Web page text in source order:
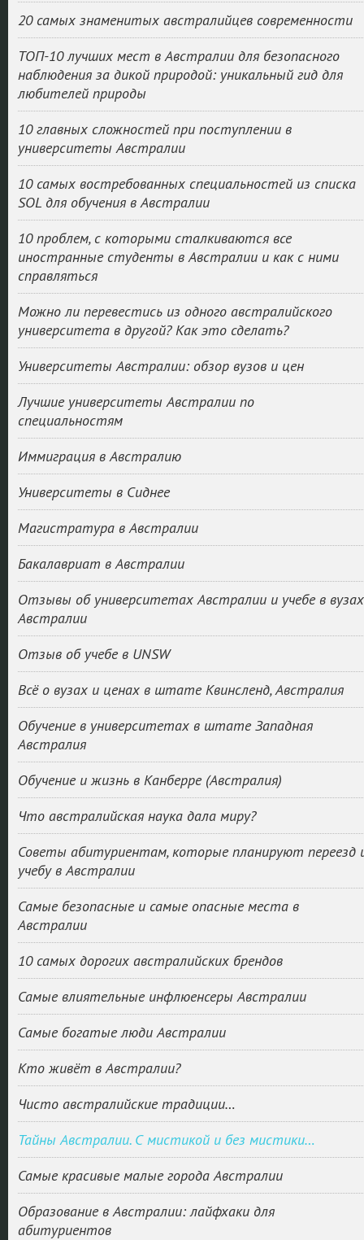
20 самых знаменитых австралийцев современности
ТОП-10 лучших мест в Австралии для безопасного
наблюдения за дикой природой: уникальный гид для
любителей природы
10 главных сложностей при поступлении в
университеты Австралии
10 самых востребованных специальностей из списка
SOL для обучения в Австралии
10 проблем, с которыми сталкиваются все
иностранные студенты в Австралии и как с ними
справляться
Можно ли перевестись из одного австралийского
университета в другой? Как это сделать?
Университеты Австралии: обзор вузов и цен
Лучшие университеты Австралии по
специальностям
Иммиграция в Австралию
Университеты в Сиднее
Магистратура в Австралии
Бакалавриат в Австралии
Отзывы об университетах Австралии и учебе в вузах
Австралии
Отзыв об учебе в UNSW
Всё о вузах и ценах в штате Квинсленд, Австралия
Обучение в университетах в штате Западная
Австралия
Обучение и жизнь в Канберре (Австралия)
Что австралийская наука дала миру?
Советы абитуриентам, которые планируют переезд
учебу в Австралии
Самые безопасные и самые опасные места в
Австралии
10 самых дорогих австралийских брендов
Самые влиятельные инфлюенсеры Австралии
Самые богатые люди Австралии
Кто живёт в Австралии?
Чисто австралийские традиции…
Тайны Австралии. С мистикой и без мистики…
Самые красивые малые города Австралии
Образование в Австралии: лайфхаки для
абитуриентов